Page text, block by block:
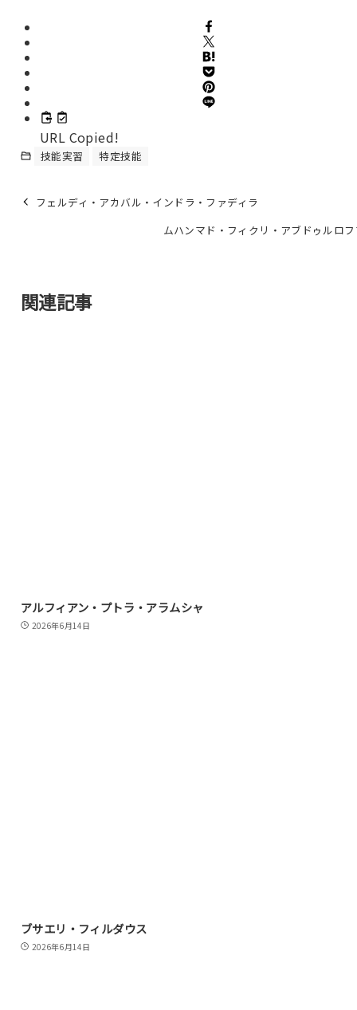
URL Copied!
技能実習 特定技能
フェルディ・アカバル・インドラ・ファディラ
ムハンマド・フィクリ・アブドゥルロ
関連記事
アルフィアン・プトラ・アラムシャ
2026年6月14日
ブサエリ・フィルダウス
2026年6月14日